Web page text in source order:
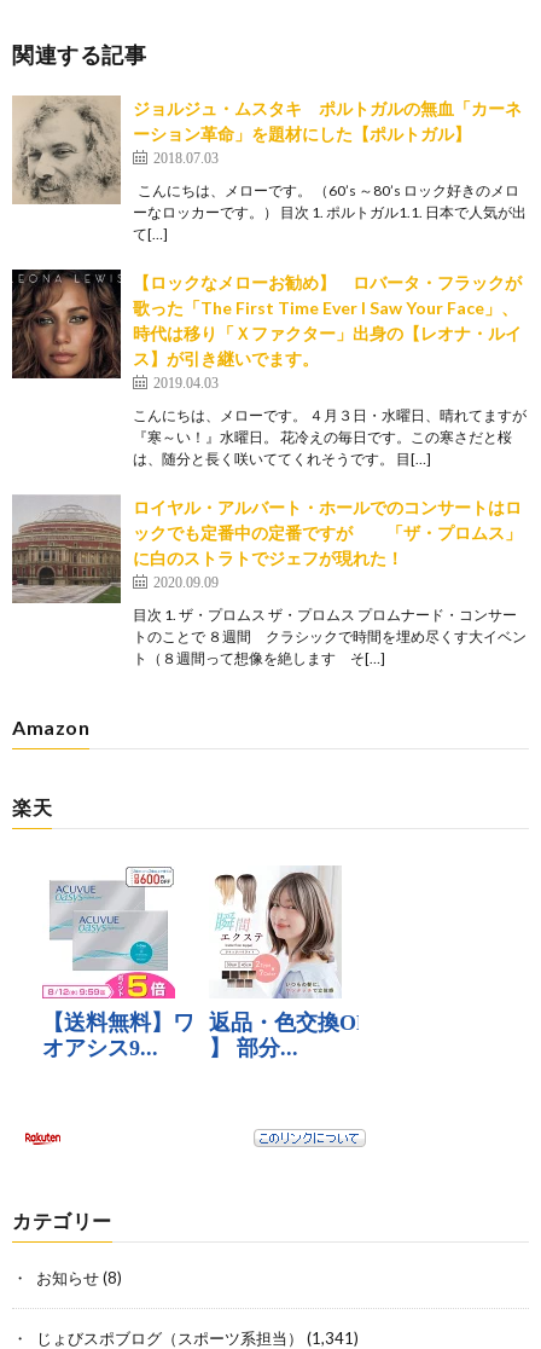
関連する記事
ジョルジュ・ムスタキ ポルトガルの無血「カーネ
ーション革命」を題材にした【ポルトガル】
2018.07.03
こんにちは、メローです。 （60’s ～80’s ロック好きのメロ
ーなロッカーです。） 目次 1. ポルトガル1.1. 日本で人気が出
て[…]
【ロックなメローお勧め】 ロバータ・フラックが
歌った「The First Time Ever I Saw Your Face」、
時代は移り「Ｘファクター」出身の【レオナ・ルイ
ス】が引き継いでます。
2019.04.03
こんにちは、メローです。 ４月３日・水曜日、晴れてますが
『寒～い！』水曜日。 花冷えの毎日です。この寒さだと桜
は、随分と長く咲いててくれそうです。 目[…]
ロイヤル・アルバート・ホールでのコンサートはロ
ックでも定番中の定番ですが 「ザ・プロムス」
に白のストラトでジェフが現れた！
2020.09.09
目次 1. ザ・プロムス ザ・プロムス プロムナード・コンサー
トのことで ８週間 クラシックで時間を埋め尽くす大イベン
ト（８週間って想像を絶します そ[…]
Amazon
楽天
カテゴリー
お知らせ(8)
じょびスポブログ（スポーツ系担当） (1,341)